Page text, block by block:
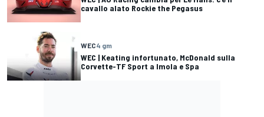
cavallo alato Rockie the Pegasus
WEC4 gm
WEC | Keating infortunato, McDonald sulla
Corvette-TF Sport a Imola e Spa